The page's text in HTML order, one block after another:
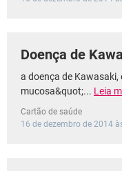
Doença de
a doença de
mucosa&quot;... Leia
Cartão de saúde
16 de dezembro de 2014